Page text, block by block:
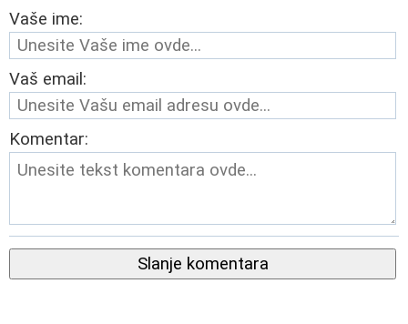
Vaše ime:
Vaš email:
Komentar:
Slanje komentara